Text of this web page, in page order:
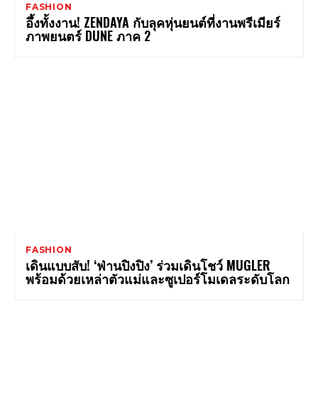
FASHION
อึ้งทั้งงาน! ZENDAYA กับลุคหุ่นยนต์ที่งานพรีเมียร์
ภาพยนตร์ DUNE ภาค 2
FASHION
เดินแบบสับ! ‘ฟ่านปิงปิง’ ร่วมเดินโชว์ MUGLER
พร้อมด้วยเหล่าตัวแม่และซูเปอร์โมเดลระดับโลก